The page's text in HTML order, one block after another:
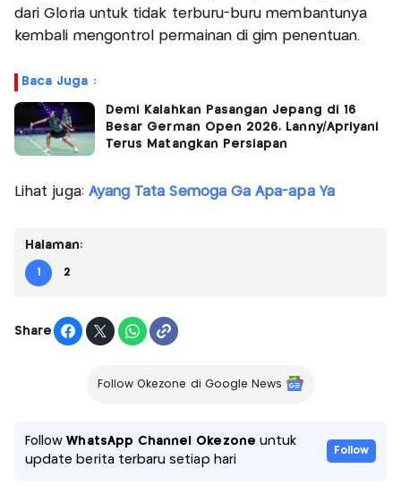
dari Gloria untuk tidak terburu-buru membantunya
kembali mengontrol permainan di gim penentuan.
Baca Juga :
Demi Kalahkan Pasangan Jepang di 16
Besar German Open 2026, Lanny/Apriyani
Terus Matangkan Persiapan
Lihat juga: Ayang Tata Semoga Ga Apa-apa Ya
Halaman:
1 2
Share
Follow Okezone di Google News
FollowWhatsApp Channel Okezone untuk
update berita terbaru setiap hari
Follow